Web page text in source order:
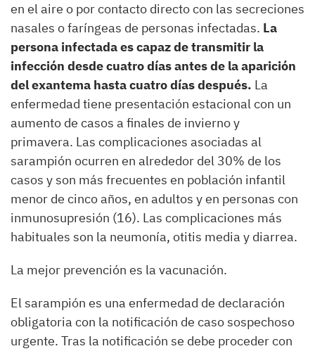
en el aire o por contacto directo con las secreciones
nasales o faríngeas de personas infectadas. La
persona infectada es capaz de transmitir la
infección desde cuatro días antes de la aparición
del exantema hasta cuatro días después. La
enfermedad tiene presentación estacional con un
aumento de casos a finales de invierno y
primavera. Las complicaciones asociadas al
sarampión ocurren en alrededor del 30% de los
casos y son más frecuentes en población infantil
menor de cinco años, en adultos y en personas con
inmunosupresión (16). Las complicaciones más
habituales son la neumonía, otitis media y diarrea.
La mejor prevención es la vacunación.
El sarampión es una enfermedad de declaración
obligatoria con la notificación de caso sospechoso
urgente. Tras la notificación se debe proceder con